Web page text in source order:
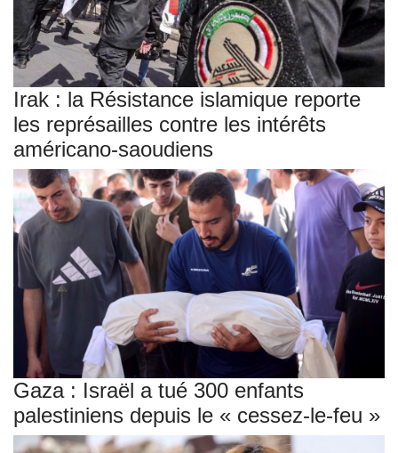
Irak : la Résistance islamique reporte
les représailles contre les intérêts
américano-saoudiens
Gaza : Israël a tué 300 enfants
palestiniens depuis le « cessez-le-feu »